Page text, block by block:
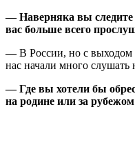
— Наверняка вы следите
вас больше всего
—В России, но с выходом
нас начали много слушать
— Где вы хотели бы
на родине или за